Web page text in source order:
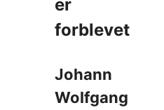
er
forblevet
Johann
Wolfgang